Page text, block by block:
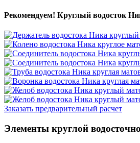
Рекомендуем! Круглый водосток
Заказать предварительный расчет
Элементы круглой